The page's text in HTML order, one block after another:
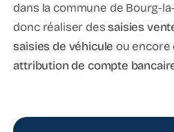
dans la commune de Bourg-
donc réaliser des saisies
saisies de véhicule ou encore
attribution de compte